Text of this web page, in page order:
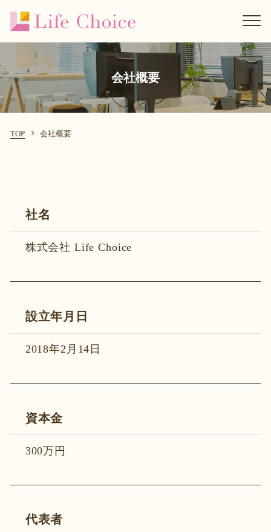
会社概要
TOP 会社概要
社名
株式会社 Life Choice
設立年月日
2018年2月14日
資本金
300万円
代表者